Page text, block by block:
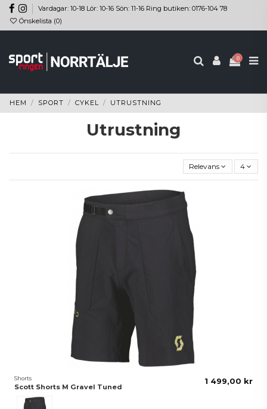
Vardagar: 10-18 Lör: 10-16 Sön: 11-16 Ring butiken: 0176-104 78
Önskelista (0)
0
HEM SPORT CYKEL UTRUSTNING
Utrustning
Relevans 4
Shorts
Scott Shorts M Gravel Tuned
Black
1 499,00 kr